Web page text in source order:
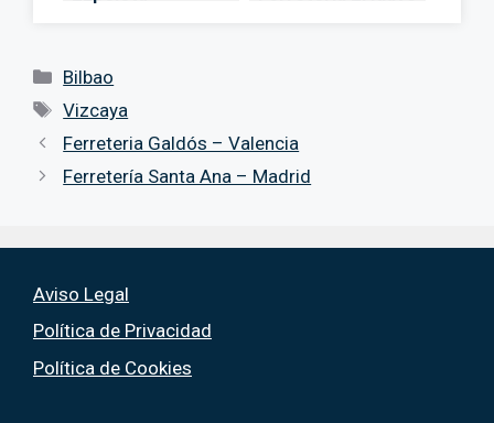
Bilbao
Categorías
Bilbao
Etiquetas
Vizcaya
Ferreteria Galdós – Valencia
Ferretería Santa Ana – Madrid
Aviso Legal
Política de Privacidad
Política de Cookies